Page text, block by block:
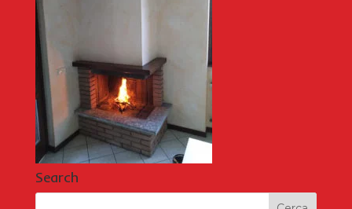
Search